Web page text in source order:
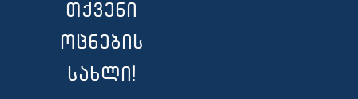
თქვენი
ოცნების
სახლი!